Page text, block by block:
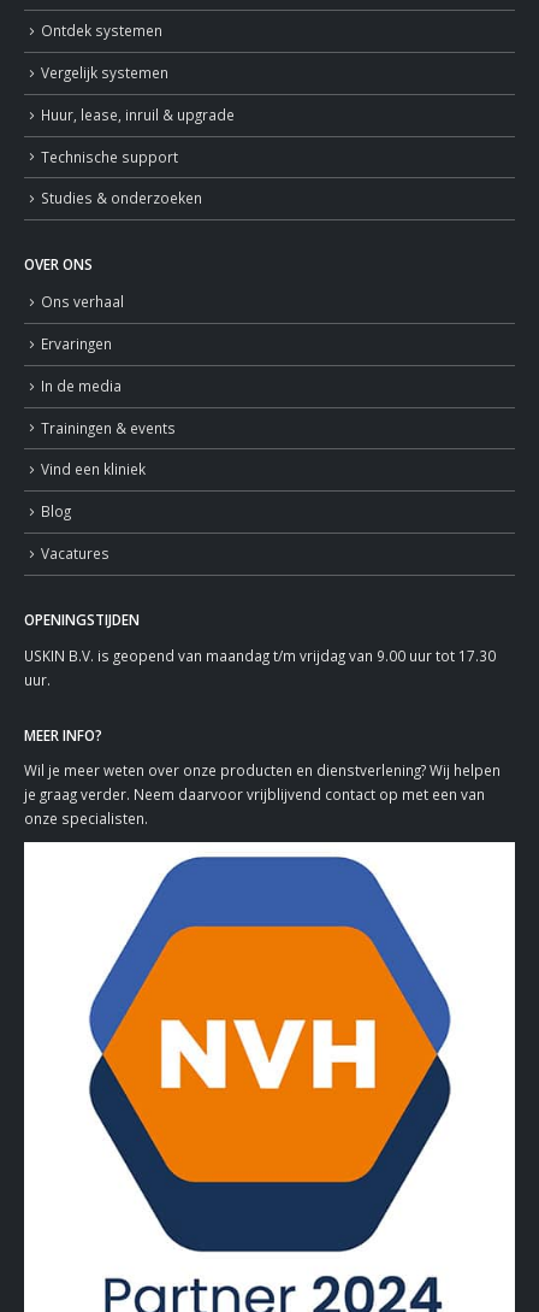
Ontdek systemen
Vergelijk systemen
Huur, lease, inruil & upgrade
Technische support
Studies & onderzoeken
OVER ONS
Ons verhaal
Ervaringen
In de media
Trainingen & events
Vind een kliniek
Blog
Vacatures
OPENINGSTIJDEN
USKIN B.V. is geopend van maandag t/m vrijdag van 9.00 uur tot 17.30
uur.
MEER INFO?
Wil je meer weten over onze producten en dienstverlening? Wij helpen
je graag verder. Neem daarvoor vrijblijvend contact op met een van
onze specialisten.